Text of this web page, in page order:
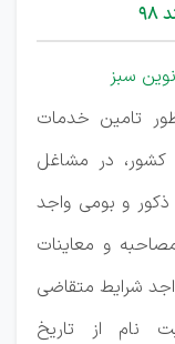
تامین خدمات
کشور، در مشاغل
و بومی واجد
و معاینات
شرایط متقاضی
نام از تاریخ